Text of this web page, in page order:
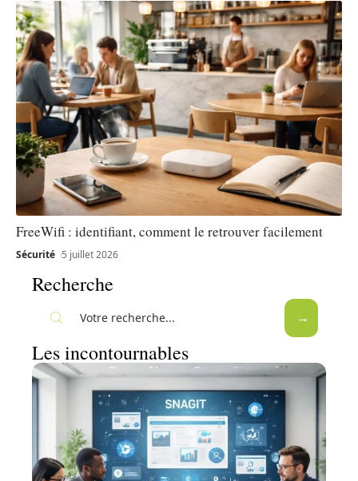
FreeWifi : identifiant, comment le retrouver facilement
Sécurité 5 juillet 2026
Recherche
Les incontournables